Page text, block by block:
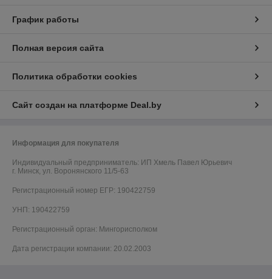
График работы
Полная версия сайта
Политика обработки cookies
Сайт создан на платформе Deal.by
Информация для покупателя
Индивидуальный предприниматель: ИП Хмель Павел Юрьевич
г. Минск, ул. Воронянского 11/5-63
Регистрационный номер ЕГР: 190422759
УНП: 190422759
Регистрационный орган: Мингорисполком
Дата регистрации компании: 20.02.2003